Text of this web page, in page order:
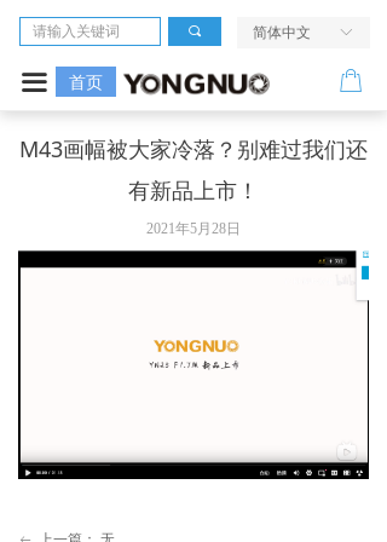
끀
首页
相机
镜头
闪光灯
服务与支持
ꂆ
首页
끠 ꀅ
简体中文
M43画幅被大家冷落？别难过我们还
有新品上市！
2021年5月28日